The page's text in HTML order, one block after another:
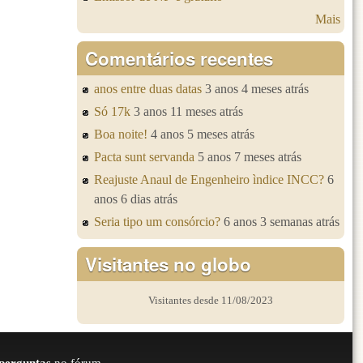
Mais
Comentários recentes
anos entre duas datas 3 anos 4 meses atrás
Só 17k 3 anos 11 meses atrás
Boa noite! 4 anos 5 meses atrás
Pacta sunt servanda 5 anos 7 meses atrás
Reajuste Anaul de Engenheiro ìndice INCC? 6
anos 6 dias atrás
Seria tipo um consórcio? 6 anos 3 semanas atrás
Visitantes no globo
Visitantes desde 11/08/2023